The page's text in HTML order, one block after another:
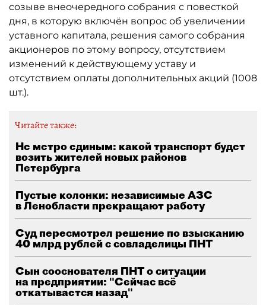
созыве внеочередного собрания с повесткой
дня, в которую включён вопрос об увеличении
уставного капитала, решения самого собрания
акционеров по этому вопросу, отсутствием
изменений к действующему уставу и
отсутствием оплаты дополнительных акций (1008
шт.).
Читайте также:
Не метро единым: какой транспорт будет
возить жителей новых районов
Петербурга
Пустые колонки: независимые АЗС
в Ленобласти прекращают работу
Суд пересмотрел решение по взысканию
40 млрд рублей с совладелицы ПНТ
Сын сооснователя ПНТ о ситуации
на предприятии: "Сейчас всё
откатывается назад"